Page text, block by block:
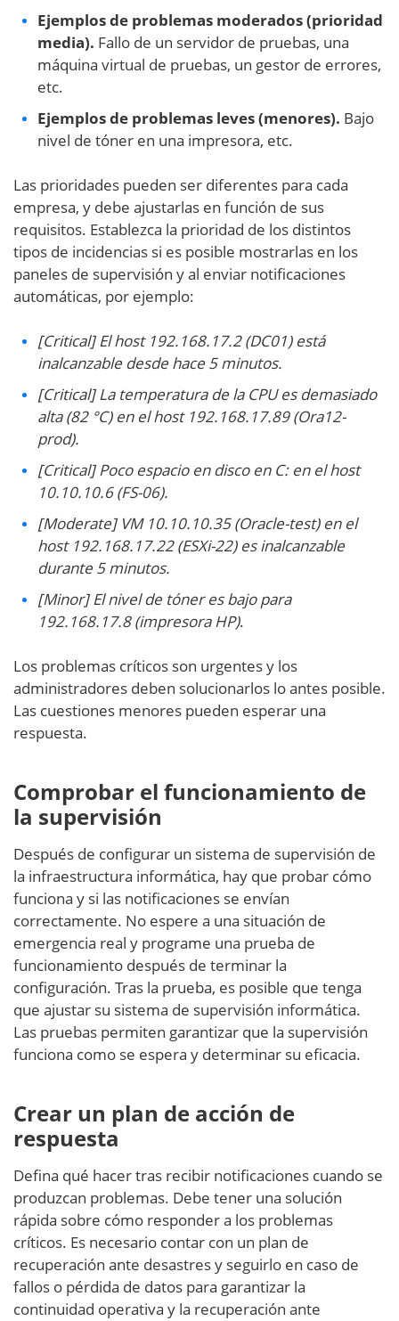
Ejemplos de problemas moderados (prioridad
media). Fallo de un servidor de pruebas, una
máquina virtual de pruebas, un gestor de errores,
etc.
Ejemplos de problemas leves (menores). Bajo
nivel de tóner en una impresora, etc.
Las prioridades pueden ser diferentes para cada
empresa, y debe ajustarlas en función de sus
requisitos. Establezca la prioridad de los distintos
tipos de incidencias si es posible mostrarlas en los
paneles de supervisión y al enviar notificaciones
automáticas, por ejemplo:
[Critical] El host 192.168.17.2 (DC01) está
inalcanzable desde hace 5 minutos.
[Critical] La temperatura de la CPU es demasiado
alta (82 °C) en el host 192.168.17.89 (Ora12-
prod).
[Critical] Poco espacio en disco en C: en el host
10.10.10.6 (FS-06).
[Moderate] VM 10.10.10.35 (Oracle-test) en el
host 192.168.17.22 (ESXi-22) es inalcanzable
durante 5 minutos.
[Minor] Elnivel de tóner es bajo para
192.168.17.8 (impresora HP).
Los problemas críticos son urgentes y los
administradores deben solucionarlos lo antes posible.
Las cuestiones menores pueden esperar una
respuesta.
Comprobar el funcionamiento de
la supervisión
Después de configurar un sistema de supervisión de
la infraestructura informática, hay que probar cómo
funciona y si las notificaciones se envían
correctamente. No espere a una situación de
emergencia real y programe una prueba de
funcionamiento después de terminar la
configuración. Tras la prueba, es posible que tenga
que ajustar su sistema de supervisión informática.
Las pruebas permiten garantizar que la supervisión
funciona como se espera y determinar su eficacia.
Crear un plan de acción de
respuesta
Defina qué hacer tras recibir notificaciones cuando se
produzcan problemas. Debe tener una solución
rápida sobre cómo responder a los problemas
críticos. Es necesario contar con un plan de
recuperación ante desastres y seguirlo en caso de
fallos o pérdida de datos para garantizar la
continuidad operativa y la recuperación ante